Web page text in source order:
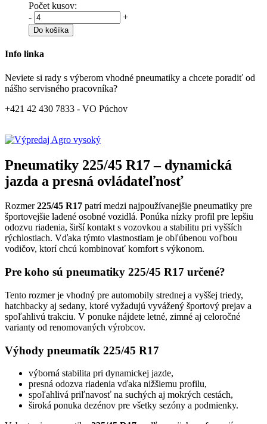
Počet kusov:
-
+
Do košíka
Info linka
Neviete si rady s výberom vhodné pneumatiky a chcete poradiť od
nášho servisného pracovníka?
+421 42 430 7833 - VO Púchov
Pneumatiky 225/45 R17 – dynamická
jazda a presná ovládateľnosť
Rozmer225/45 R17 patrí medzi najpoužívanejšie pneumatiky pre
športovejšie ladené osobné vozidlá. Ponúka nízky profil pre lepšiu
odozvu riadenia, širší kontakt s vozovkou a stabilitu pri vyšších
rýchlostiach. Vďaka týmto vlastnostiam je obľúbenou voľbou
vodičov, ktorí chcú kombinovať komfort s výkonom.
Pre koho sú pneumatiky 225/45 R17 určené?
Tento rozmer je vhodný pre automobily strednej a vyššej triedy,
hatchbacky aj sedany, ktoré vyžadujú vyvážený športový prejav a
spoľahlivú trakciu. V ponuke nájdete letné, zimné aj celoročné
varianty od renomovaných výrobcov.
Výhody pneumatík 225/45 R17
výborná stabilita pri dynamickej jazde,
presná odozva riadenia vďaka nižšiemu profilu,
spoľahlivá priľnavosť na suchých aj mokrých cestách,
široká ponuka dezénov pre všetky sezóny a podmienky.